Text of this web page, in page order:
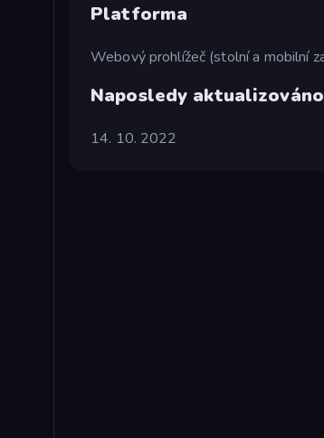
Platforma
Webový prohlížeč (stolní a mobilní
Naposledy aktualizováno
14. 10. 2022